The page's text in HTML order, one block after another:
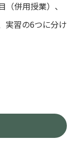
併用授業）、
実習の6つに分け